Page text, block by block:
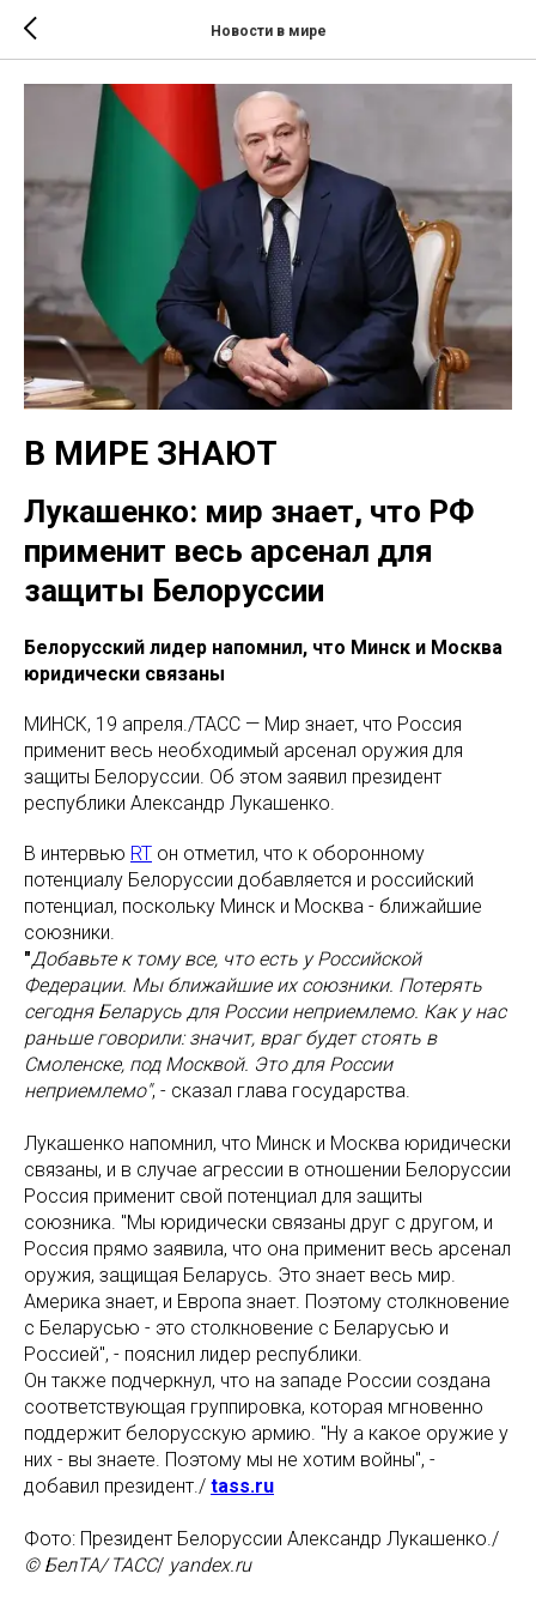
Новости в мире
В МИРЕ ЗНАЮТ
Лукашенко: мир знает, что РФ
применит весь арсенал для
защиты Белоруссии
Белорусский лидер напомнил, что Минск и Москва
юридически связаны
МИНСК, 19 апреля./ТАСС — Мир знает, что Россия
применит весь необходимый арсенал оружия для
защиты Белоруссии. Об этом заявил президент
республики Александр Лукашенко.
В интервью RT он отметил, что к оборонному
потенциалу Белоруссии добавляется и российский
потенциал, поскольку Минск и Москва - ближайшие
союзники.
"Добавьте к тому все, что есть у Российской
Федерации. Мы ближайшие их союзники. Потерять
сегодня Беларусь для России неприемлемо. Как у нас
раньше говорили: значит, враг будет стоять в
Смоленске, под Москвой. Это для России
неприемлемо", - сказал глава государства.
Лукашенко напомнил, что Минск и Москва юридически
связаны, и в случае агрессии в отношении Белоруссии
Россия применит свой потенциал для защиты
союзника. "Мы юридически связаны друг с другом, и
Россия прямо заявила, что она применит весь арсенал
оружия, защищая Беларусь. Это знает весь мир.
Америка знает, и Европа знает. Поэтому столкновение
с Беларусью - это столкновение с Беларусью и
Россией", - пояснил лидер республики.
Он также подчеркнул, что на западе России создана
соответствующая группировка, которая мгновенно
поддержит белорусскую армию. "Ну а какое оружие у
них - вы знаете. Поэтому мы не хотим войны", -
добавил президент./ tass.ru
Фото: Президент Белоруссии Александр Лукашенко./
© БелТА/ ТАСС/ yandex.ru